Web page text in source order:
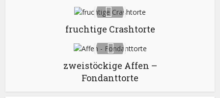
fruchtige Crashtorte
zweistöckige Affen –
Fondanttorte